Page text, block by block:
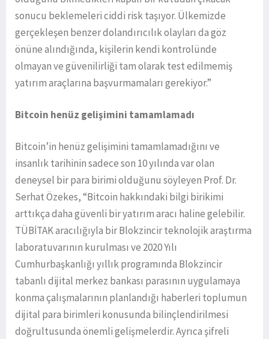
sonucu beklemeleri ciddi risk taşıyor. Ülkemizde
gerçekleşen benzer dolandırıcılık olayları da göz
önüne alındığında, kişilerin kendi kontrolünde
olmayan ve güvenilirliği tam olarak test edilmemiş
yatırım araçlarına başvurmamaları gerekiyor.”
Bitcoin henüz gelişimini tamamlamadı
Bitcoin’in henüz gelişimini tamamlamadığını ve
insanlık tarihinin sadece son 10 yılında var olan
deneysel bir para birimi olduğunu söyleyen Prof. Dr.
Serhat Özekes, “Bitcoin hakkındaki bilgi birikimi
arttıkça daha güvenli bir yatırım aracı haline gelebilir.
TÜBİTAK aracılığıyla bir Blokzincir teknolojik araştırma
laboratuvarının kurulması ve 2020 Yılı
Cumhurbaşkanlığı yıllık programında Blokzincir
tabanlı dijital merkez bankası parasının uygulamaya
konma çalışmalarının planlandığı haberleri toplumun
dijital para birimleri konusunda bilinçlendirilmesi
doğrultusunda önemli gelişmelerdir. Ayrıca şifreli